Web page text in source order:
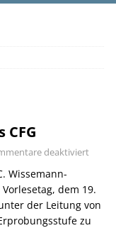
deaktiviert
Wissemann-
dem 19.
der Leitung von
zu